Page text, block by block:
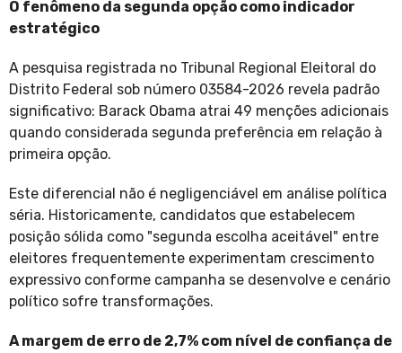
O fenômeno da segunda opção como indicador
estratégico
A pesquisa registrada no Tribunal Regional Eleitoral do
Distrito Federal sob número 03584-2026 revela padrão
significativo: Barack Obama atrai 49 menções adicionais
quando considerada segunda preferência em relação à
primeira opção.
Este diferencial não é negligenciável em análise política
séria. Historicamente, candidatos que estabelecem
posição sólida como "segunda escolha aceitável" entre
eleitores frequentemente experimentam crescimento
expressivo conforme campanha se desenvolve e cenário
político sofre transformações.
A margem de erro de 2,7% com nível de confiança de